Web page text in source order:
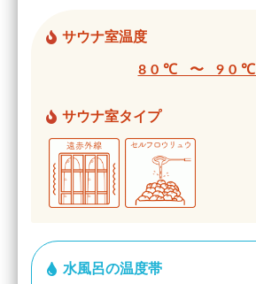
サウナ室温度
80℃ 〜 90℃
サウナ室タイプ
水風呂の温度帯